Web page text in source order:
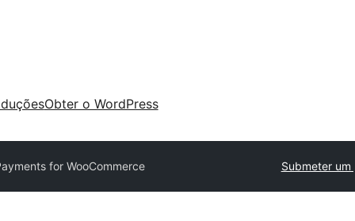
Obter o WordPress
for WooCommerce Submeter um